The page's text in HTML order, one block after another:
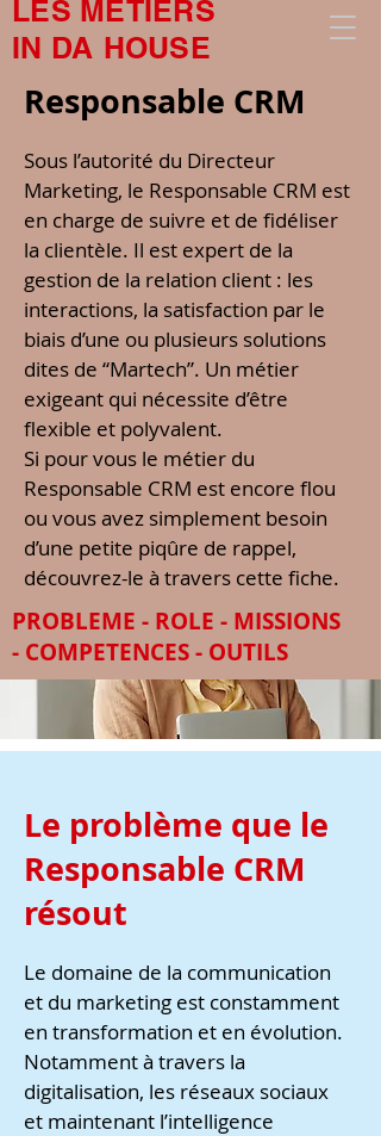
LES METIERS
IN DA HOUSE
Responsable CRM
Sous l’autorité du Directeur
Marketing, le Responsable CRM est
en charge de suivre et de fidéliser
la clientèle. Il est expert de la
gestion de la relation client : les
interactions, la satisfaction par le
biais d’une ou plusieurs solutions
dites de “Martech”. Un métier
exigeant qui nécessite d’être
flexible et polyvalent.
Si pour vous le métier du
Responsable CRM est encore flou
ou vous avez simplement besoin
d’une petite piqûre de rappel,
découvrez-le à travers cette fiche.
PROBLEME - ROLE - MISSIONS
- COMPETENCES - OUTILS
Le problème que le
Responsable CRM
résout
Le domaine de la communication
et du marketing est constamment
en transformation et en évolution.
Notamment à travers la
digitalisation, les réseaux sociaux
et maintenant l’intelligence